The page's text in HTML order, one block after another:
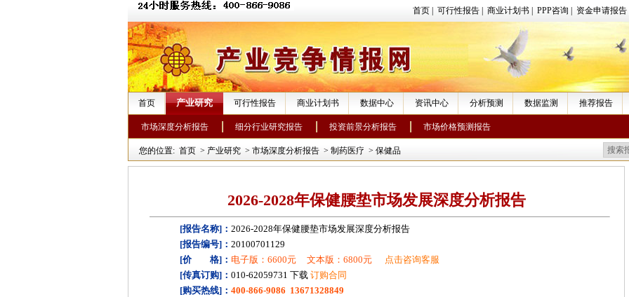
首页 可行性报告 商业计划书 PPP咨询 资金申请报告
首页 产业研究 可行性报告 商业计划书 数据中心 资讯中心 分析预测 数据监测 推荐报告
市场深度分析报告 细分行业研究报告 投资前景分析报告 市场价格预测报告
您的位置: 首页 > 产业研究 > 市场深度分析报告 > 制药医疗 > 保健品
2026-2028年保健腰垫市场发展深度分析报告
[报告名称]： 2026-2028年保健腰垫市场发展深度分析报告
[报告编号]： 20100701129
[价 格]： 电子版：6600元 文本版：6800元
点击咨询客服
[传真订购]： 010-62059731 下载 订购合同
[购买热线]： 400-866-9086 13671328849